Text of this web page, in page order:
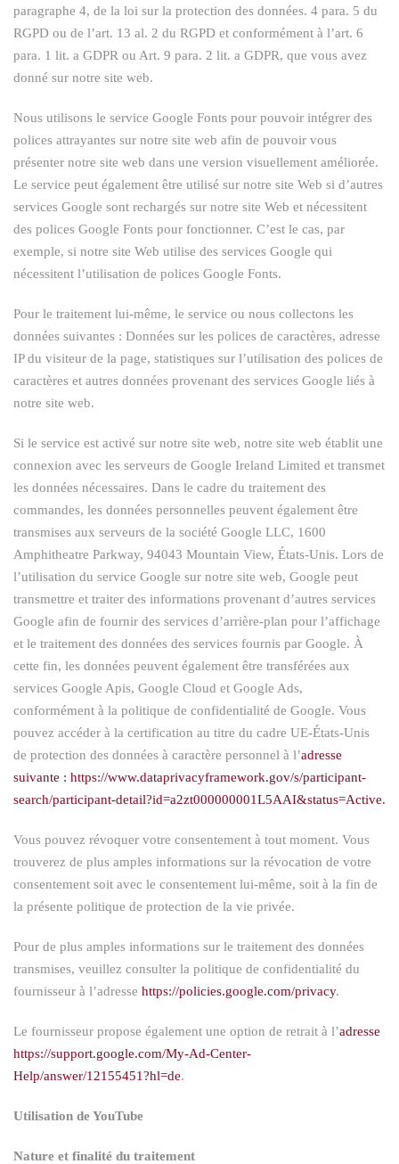
paragraphe 4, de la loi sur la protection des données. 4 para. 5 du
RGPD ou de l’art. 13 al. 2 du RGPD et conformément à l’art. 6
para. 1 lit. a GDPR ou Art. 9 para. 2 lit. a GDPR, que vous avez
donné sur notre site web.
Nous utilisons le service Google Fonts pour pouvoir intégrer des
polices attrayantes sur notre site web afin de pouvoir vous
présenter notre site web dans une version visuellement améliorée.
Le service peut également être utilisé sur notre site Web si d’autres
services Google sont rechargés sur notre site Web et nécessitent
des polices Google Fonts pour fonctionner. C’est le cas, par
exemple, si notre site Web utilise des services Google qui
nécessitent l’utilisation de polices Google Fonts.
Pour le traitement lui-même, le service ou nous collectons les
données suivantes : Données sur les polices de caractères, adresse
IP du visiteur de la page, statistiques sur l’utilisation des polices de
caractères et autres données provenant des services Google liés à
notre site web.
Si le service est activé sur notre site web, notre site web établit une
connexion avec les serveurs de Google Ireland Limited et transmet
les données nécessaires. Dans le cadre du traitement des
commandes, les données personnelles peuvent également être
transmises aux serveurs de la société Google LLC, 1600
Amphitheatre Parkway, 94043 Mountain View, États-Unis. Lors de
l’utilisation du service Google sur notre site web, Google peut
transmettre et traiter des informations provenant d’autres services
Google afin de fournir des services d’arrière-plan pour l’affichage
et le traitement des données des services fournis par Google. À
cette fin, les données peuvent également être transférées aux
services Google Apis, Google Cloud et Google Ads,
conformément à la politique de confidentialité de Google. Vous
pouvez accéder à la certification au titre du cadre UE-États-Unis
de protection des données à caractère personnel à l’adresse
suivante : https://www.dataprivacyframework.gov/s/participant-
search/participant-detail?id=a2zt000000001L5AAI&status=Active.
Vous pouvez révoquer votre consentement à tout moment. Vous
trouverez de plus amples informations sur la révocation de votre
consentement soit avec le consentement lui-même, soit à la fin de
la présente politique de protection de la vie privée.
Pour de plus amples informations sur le traitement des données
transmises, veuillez consulter la politique de confidentialité du
fournisseur à l’adresse https://policies.google.com/privacy.
Le fournisseur propose également une option de retrait à l’adresse
https://support.google.com/My-Ad-Center-
Help/answer/12155451?hl=de.
Utilisation de YouTube
Nature et finalité du traitement